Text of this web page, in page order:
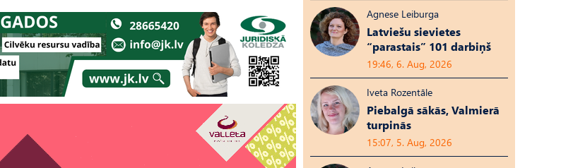
Agnese Leiburga
Latviešu sievietes
“parastais” 101 darbiņš
19:46, 6. Aug, 2026
Iveta Rozentāle
Piebalgā sākās, Valmierā
turpinās
15:07, 5. Aug, 2026